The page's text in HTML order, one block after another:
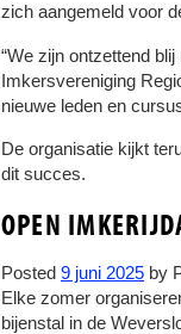
zich aangemeld voor
“We zijn ontzettend
Imkersvereniging
nieuwe leden en
De organisatie kijkt
dit succes.
OPEN
Posted 9 juni 2025 by
Elke zomer
bijenstal in de